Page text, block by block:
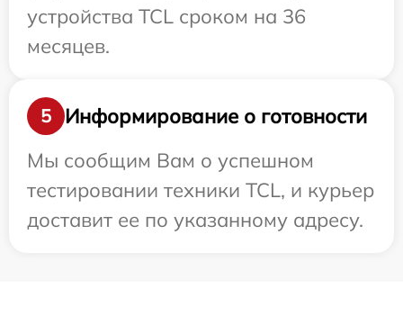
устройства TCL сроком на 36
месяцев.
5
Информирование о готовности
Мы сообщим Вам о успешном
тестировании техники TCL, и курьер
доставит ее по указанному адресу.